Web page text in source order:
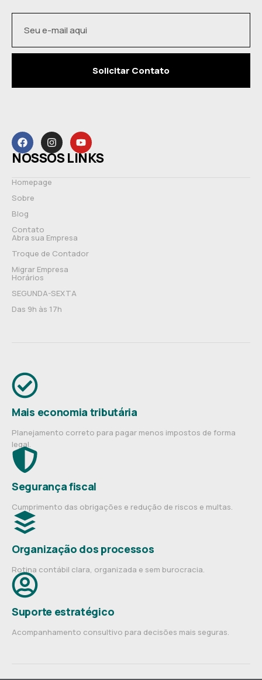
Solicitar Contato
NOSSOS LINKS
Homepage
Sobre
Blog
Contato
Abra sua Empresa
Troque de Contador
Migrar Empresa
Horários
SEGUNDA-SEXTA
Das 9h às 17h
Mais economia tributária
Planejamento correto para pagar menos impostos de forma
legal.
Segurança fiscal
Cumprimento das obrigações e redução de riscos e multas.
Organização dos processos
Rotina contábil clara, organizada e sem burocracia.
Suporte estratégico
Acompanhamento consultivo para decisões mais seguras.